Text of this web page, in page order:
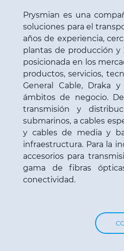
Prysmian es una
soluciones para el
años de experiencia,
plantas de producción
posicionada en los
productos, servicios,
General Cable, Draka
ámbitos de negocio.
transmisión y
submarinos, a cables
y cables de media y
infraestructura. Para la
accesorios para
gama de fibras
conectividad.